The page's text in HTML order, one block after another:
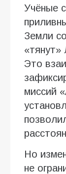
Учёные
Земли
«тянут»
Это
миссий
Но
не